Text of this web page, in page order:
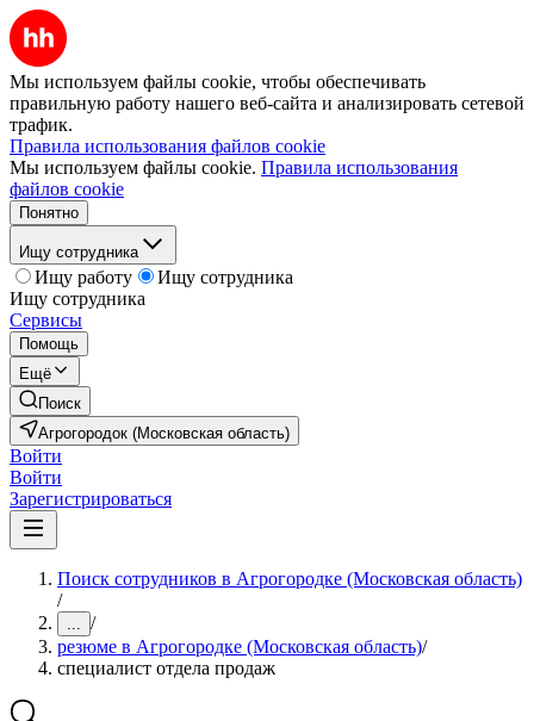
Мы используем файлы cookie, чтобы обеспечивать
правильную работу нашего веб-сайта и анализировать сетевой
трафик.
Правила использования файлов cookie
Мы используем файлы cookie. Правила использования
файлов cookie
Понятно
Ищу сотрудника
Ищу работу
Ищу сотрудника
Ищу сотрудника
Сервисы
Помощь
Ещё
Поиск
Агрогородок (Московская область)
Войти
Войти
Зарегистрироваться
Поиск сотрудников в Агрогородке (Московская область)
/
... /
резюме в Агрогородке (Московская область)/
специалист отдела продаж